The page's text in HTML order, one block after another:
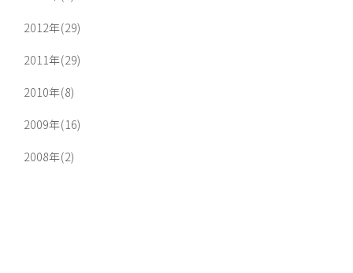
2012年(29)
2011年(29)
2010年(8)
2009年(16)
2008年(2)